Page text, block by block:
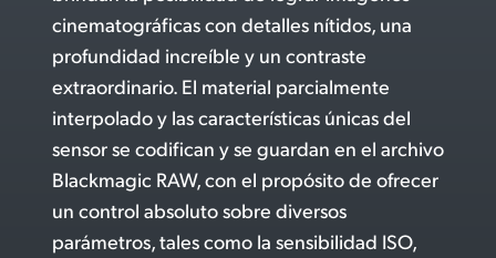
cinematográficas con detalles nítidos, una
profundidad increíble y un contraste
extraordinario. El material parcialmente
interpolado y las características únicas del
sensor se codifican y se guardan en el archivo
Blackmagic RAW, con el propósito de ofrecer
un control absoluto sobre diversos
parámetros, tales como la sensibilidad ISO,